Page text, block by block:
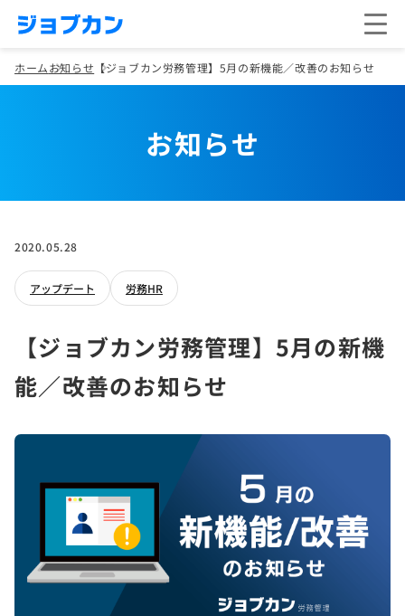
ホームお知らせ 【ジョブカン労務管理】5月の新機能／改善のお知らせ
お知らせ
2020.05.28
アップデート 労務HR
【ジョブカン労務管理】5月の新機
能／改善のお知らせ